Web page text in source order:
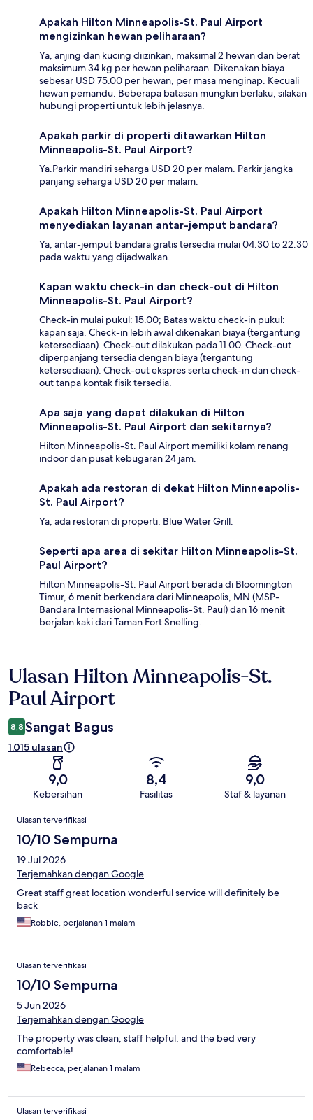
Apakah Hilton Minneapolis-St. Paul Airport
mengizinkan hewan peliharaan?
Ya, anjing dan kucing diizinkan, maksimal 2 hewan dan berat
maksimum 34 kg per hewan peliharaan. Dikenakan biaya
sebesar USD 75.00 per hewan, per masa menginap. Kecuali
hewan pemandu. Beberapa batasan mungkin berlaku, silakan
hubungi properti untuk lebih jelasnya.
Apakah parkir di properti ditawarkan Hilton
Minneapolis-St. Paul Airport?
Ya.Parkir mandiri seharga USD 20 per malam. Parkir jangka
panjang seharga USD 20 per malam.
Apakah Hilton Minneapolis-St. Paul Airport
menyediakan layanan antar-jemput bandara?
Ya, antar-jemput bandara gratis tersedia mulai 04.30 to 22.30
pada waktu yang dijadwalkan.
Kapan waktu check-in dan check-out di Hilton
Minneapolis-St. Paul Airport?
Check-in mulai pukul: 15.00; Batas waktu check-in pukul:
kapan saja. Check-in lebih awal dikenakan biaya (tergantung
ketersediaan). Check-out dilakukan pada 11.00. Check-out
diperpanjang tersedia dengan biaya (tergantung
ketersediaan). Check-out ekspres serta check-in dan check-
out tanpa kontak fisik tersedia.
Apa saja yang dapat dilakukan di Hilton
Minneapolis-St. Paul Airport dan sekitarnya?
Hilton Minneapolis-St. Paul Airport memiliki kolam renang
indoor dan pusat kebugaran 24 jam.
Apakah ada restoran di dekat Hilton Minneapolis-
St. Paul Airport?
Ya, ada restoran di properti, Blue Water Grill.
Seperti apa area di sekitar Hilton Minneapolis-St.
Paul Airport?
Hilton Minneapolis-St. Paul Airport berada di Bloomington
Timur, 6 menit berkendara dari Minneapolis, MN (MSP-
Bandara Internasional Minneapolis-St. Paul) dan 16 menit
berjalan kaki dari Taman Fort Snelling.
Ulasan
Ulasan Hilton Minneapolis-St.
Paul Airport
8,8 Sangat Bagus
1.015 ulasan
9,0
Kebersihan
8,4
Fasilitas
9,0
Staf & layanan
Ulasan
Ulasan terverifikasi
10/10 Sempurna
19 Jul 2026
Terjemahkan dengan Google
Great staff great location wonderful service will definitely be
back
Robbie, perjalanan 1 malam
Ulasan terverifikasi
10/10 Sempurna
5 Jun 2026
Terjemahkan dengan Google
The property was clean; staff helpful; and the bed very
comfortable!
Rebecca, perjalanan 1 malam
Ulasan terverifikasi